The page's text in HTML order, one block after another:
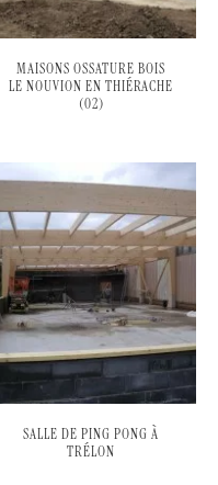
MAISONS OSSATURE BOIS
LE NOUVION EN THIÉRACHE
(02)
SALLE DE PING PONG À
TRÉLON